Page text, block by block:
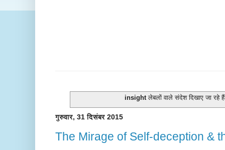
insightलेबलों वाले संदेश दिखाए जा रहे
गुरुवार, 31 दिसंबर 2015
The Mirage of Self-deception &